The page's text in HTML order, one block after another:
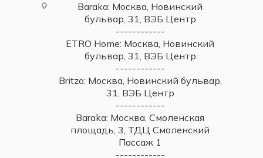
Baraka: Москва, Новинский
бульвар, 31, ВЭБ Центр
------------
ETRO Home: Москва, Новинский
бульвар, 31, ВЭБ Центр
------------
Britzo: Москва, Новинский бульвар,
31, ВЭБ Центр
------------
Baraka: Москва, Смоленская
площадь, 3, ТДЦ Смоленский
Пассаж 1
------------